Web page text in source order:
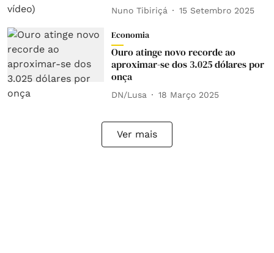
Nuno Tibiriçá 15 Setembro 2025
Economia
Ouro atinge novo recorde ao
aproximar-se dos 3.025 dólares por
onça
DN/Lusa 18 Março 2025
Ver mais